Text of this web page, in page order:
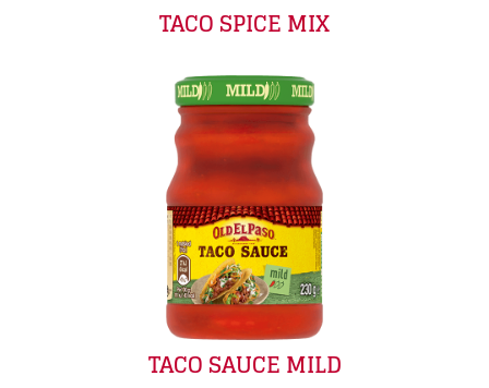
TACO SPICE MIX
TACO SAUCE MILD